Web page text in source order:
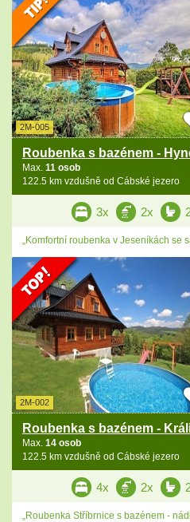
2M-005
Roubenka s bazénem -
Max. 11 osob
122.5 km vzdušně od Cábské jezero
3x 2x
„Komfortní roubenka v Jeseníkách se
2M-002
Roubenka s bazénem -
Max. 14 osob
122.5 km vzdušně od Cábské jezero
4x 2x
„Roubenka Stříbrnice s bazénem -